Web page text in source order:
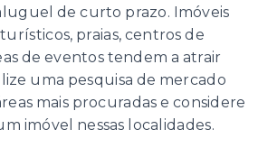
de curto prazo. Imóveis
praias, centros de
de eventos tendem a atrair
uma pesquisa de mercado
mais procuradas e considere
imóvel nessas localidades.